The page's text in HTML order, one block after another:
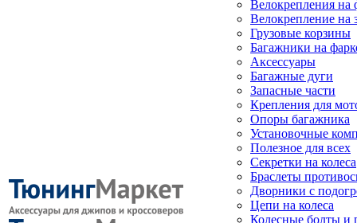
Велокрепления на
Велокрепление на
Грузовые корзины
Багажники на
Аксессуары
Багажные дуги
Запасные части
Крепления для
Опоры багажника
Установочные
Полезное для всех
Секретки на колеса
Браслеты
Дворники с
Цепи на колеса
Колесные болты и